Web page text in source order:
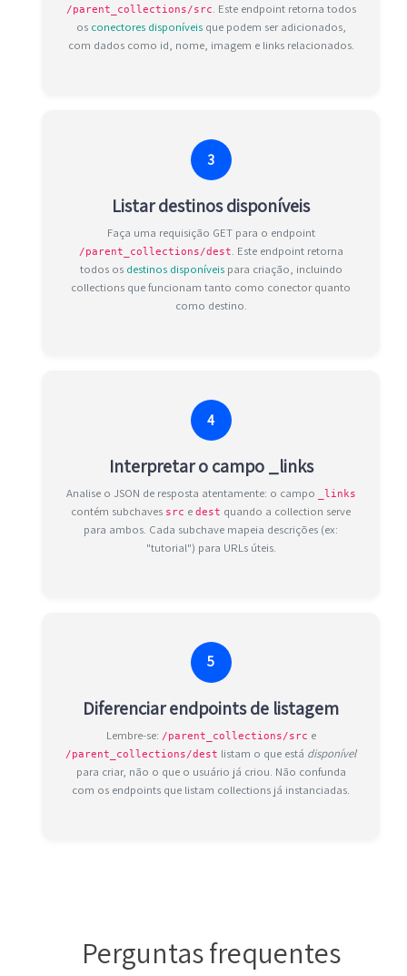
/parent_collections/src. Este endpoint retorna todos
os conectores disponíveisque podem ser adicionados,
com dados como id, nome, imagem e links relacionados.
3
Listar destinos disponíveis
Faça uma requisição GET para o endpoint
/parent_collections/dest. Este endpoint retorna
todos os destinos disponíveispara criação, incluindo
collections que funcionam tanto como conector quanto
como destino.
4
Interpretar o campo _links
Analise o JSON de resposta atentamente: o campo _links
contém subchaves src e dest quando a collection serve
para ambos. Cada subchave mapeia descrições (ex:
"tutorial") para URLs úteis.
5
Diferenciar endpoints de listagem
Lembre-se: /parent_collections/src e
/parent_collections/dest listam o que está disponível
para criar, não o que o usuário já criou. Não confunda
com os endpoints que listam collections já instanciadas.
Perguntas frequentes